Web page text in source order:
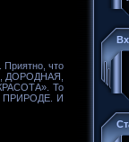
Приятно, что
ДОРОДНАЯ,
То
ПРИРОДЕ. И